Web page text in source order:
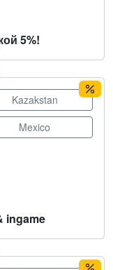
5%!
Kazakstan
Mexico
ingame